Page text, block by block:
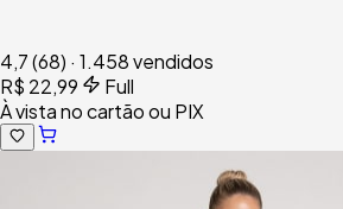
4,7(68) · 1.458 vendidos
R$ 22,99
Full
À vista no cartão ou PIX